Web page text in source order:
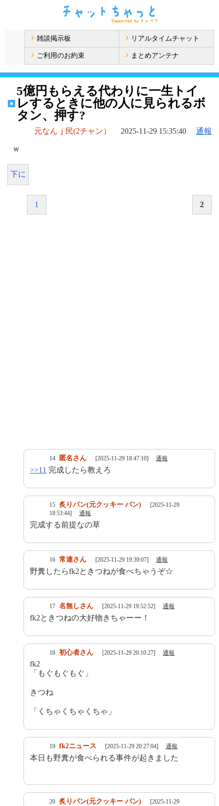
雑談掲示板 リアルタイムチャット
ご利用のお約束 まとめアンテナ
5億円もらえる代わりに一生トイ
レするときに他の人に見られるボ
タン、押す?
元なんｊ民(2チャン） 2025-11-29 15:35:40 通報
ｗ
下に
1 2
14 匿名さん [2025-11-29 18:47:10] 通報
>>11 完成したら教えろ
15 炙りパン(元クッキー パン)
[2025-11-29
18:53:44]
通報
完成する前提なの草
16 常連さん [2025-11-29 19:39:07] 通報
野糞したらfk2ときつねが食べちゃうぞ☆
17 名無しさん [2025-11-29 19:52:52] 通報
fk2ときつねの大好物きちゃーー！
18 初心者さん [2025-11-29 20:10:27] 通報
fk2
「もぐもぐもぐ」
きつね
「くちゃくちゃくちゃ」
19 fk2ニュース [2025-11-29 20:27:04] 通報
本日も野糞が食べられる事件が起きました
20 炙りパン(元クッキー パン)
[2025-11-29